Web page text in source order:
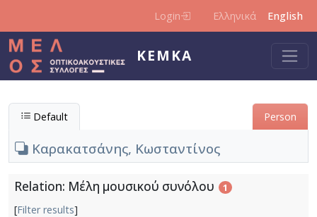
Login Ελληνικά English
KEMKA
Default Person
Καρακατσάνης, Κωσταντίνος
Relation: Μέλη μουσικού συνόλου 1
[Filter results]